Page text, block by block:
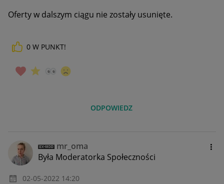
Oferty w dalszym ciągu nie zostały usunięte.
0 W PUNKT!
ODPOWIEDZ
mr_oma
Była Moderatorka Społeczności
‎02-05-2022 14:20